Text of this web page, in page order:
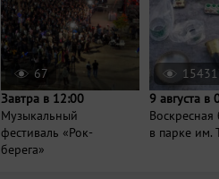
67
Завтра в 12:00
Музыкальный
фестиваль «Рок-
берега»
9 августа в
Воскресная
в парке им.